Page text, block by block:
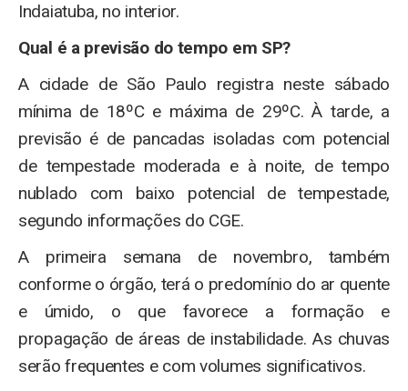
Indaiatuba, no interior.
Qual é a previsão do tempo em SP?
A cidade de São Paulo registra neste sábado
mínima de 18ºC e máxima de 29ºC. À tarde, a
previsão é de pancadas isoladas com potencial
de tempestade moderada e à noite, de tempo
nublado com baixo potencial de tempestade,
segundo informações do CGE.
A primeira semana de novembro, também
conforme o órgão, terá o predomínio do ar quente
e úmido, o que favorece a formação e
propagação de áreas de instabilidade. As chuvas
serão frequentes e com volumes significativos.